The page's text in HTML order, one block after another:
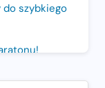
szybkiego